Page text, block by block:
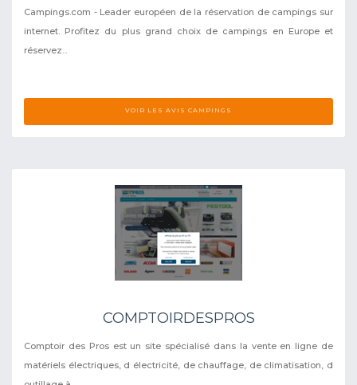
Campings.com - Leader européen de la réservation de campings sur
internet. Profitez du plus grand choix de campings en Europe et
réservez...
VOIR LES AVIS CAMPINGS
COMPTOIRDESPROS
Comptoir des Pros est un site spécialisé dans la vente en ligne de
matériels électriques, d électricité, de chauffage, de climatisation, d